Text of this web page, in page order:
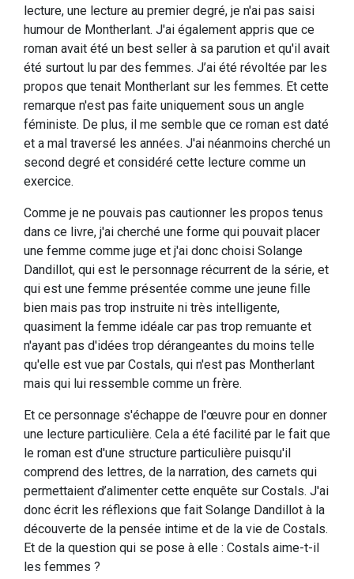
lecture, une lecture au premier degré, je n'ai pas saisi
humour de Montherlant. J'ai également appris que ce
roman avait été un best seller à sa parution et qu'il avait
été surtout lu par des femmes. J’ai été révoltée par les
propos que tenait Montherlant sur les femmes. Et cette
remarque n'est pas faite uniquement sous un angle
féministe. De plus, il me semble que ce roman est daté
et a mal traversé les années. J'ai néanmoins cherché un
second degré et considéré cette lecture comme un
exercice.
Comme je ne pouvais pas cautionner les propos tenus
dans ce livre, j'ai cherché une forme qui pouvait placer
une femme comme juge et j'ai donc choisi Solange
Dandillot, qui est le personnage récurrent de la série, et
qui est une femme présentée comme une jeune fille
bien mais pas trop instruite ni très intelligente,
quasiment la femme idéale car pas trop remuante et
n'ayant pas d'idées trop dérangeantes du moins telle
qu'elle est vue par Costals, qui n'est pas Montherlant
mais qui lui ressemble comme un frère.
Et ce personnage s'échappe de l'œuvre pour en donner
une lecture particulière. Cela a été facilité par le fait que
le roman est d'une structure particulière puisqu'il
comprend des lettres, de la narration, des carnets qui
permettaient d’alimenter cette enquête sur Costals. J'ai
donc écrit les réflexions que fait Solange Dandillot à la
découverte de la pensée intime et de la vie de Costals.
Et de la question qui se pose à elle : Costals aime-t-il
les femmes ?